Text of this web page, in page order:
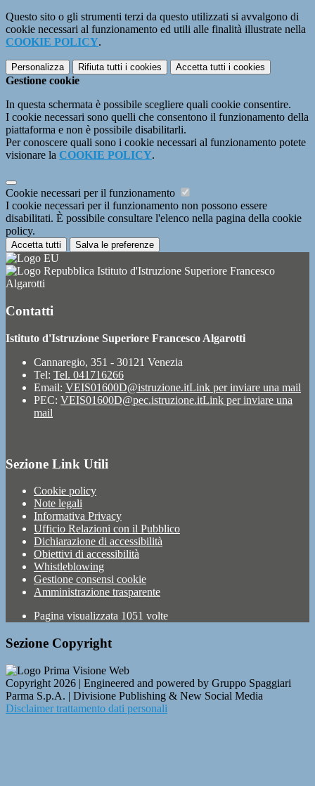
Questo sito o gli strumenti terzi da questo utilizzati si avvalgono di
cookie necessari al funzionamento ed utili alle finalità illustrate nella
COOKIE POLICY.
Personalizza Rifiuta tutti i cookies Accetta tutti i cookies
Gestione cookie
In questa schermata è possibile scegliere quali cookie consentire.
I cookie necessari sono quelli che consentono il funzionamento della
piattaforma e non è possibile disabilitarli.
Per conoscere quali sono i cookie necessari al funzionamento potete
visionare la COOKIE POLICY.
Cookie necessari per il funzionamento
I cookie necessari per il funzionamento non possono essere
disabilitati. È possibile consultare l'elenco nella pagina della cookie
policy.
Accetta tutti Salva le preferenze
Istituto d'Istruzione Superiore Francesco
Algarotti
Contatti
Istituto d'Istruzione Superiore Francesco Algarotti
Cannaregio, 351 - 30121 Venezia
Tel: Tel. 041716266
Email: VEIS01600D@istruzione.itLink per inviare una mail
PEC: VEIS01600D@pec.istruzione.itLink per inviare una
mail
Sezione Link Utili
Cookie policy
Note legali
Informativa Privacy
Ufficio Relazioni con il Pubblico
Dichiarazione di accessibilità
Obiettivi di accessibilità
Whistleblowing
Gestione consensi cookie
Amministrazione trasparente
Pagina visualizzata 1051 volte
Sezione Copyright
Copyright 2026 | Engineered and powered by Gruppo Spaggiari
Parma S.p.A. | Divisione Publishing & New Social Media
Disclaimer trattamento dati personali